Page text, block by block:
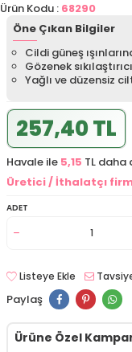
Ürün Kodu : 68290
Öne Çıkan Bilgiler
Cildi güneş
Gözenek
Yağlı ve düzensiz
257,40 TL
Havale ile 5,15 TL daha
Üretici / İthalatçı
ADET
Listeye Ekle
Paylaş
Ürüne Özel